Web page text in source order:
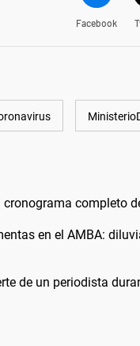
Facebook
cronograma completo
en el AMBA:
de un periodista